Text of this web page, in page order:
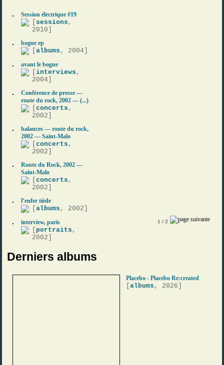
Session électrique #19
sessions ,
2010]
bogue ep
[albums , 2004]
avant le bogue
[interviews ,
2004]
Conférence de presse —
route du rock, 2002 — (...)
[concerts ,
2002]
balances — route du rock,
2002 — Saint-Malo
[concerts ,
2002]
Route du Rock, 2002 —
Saint-Malo
[concerts ,
2002]
l’enfer tiède
[albums , 2002]
interview, paris
portraits ,
2002]
1 / 2
Derniers albums
Placebo - Placebo Re:created
[albums , 2026]